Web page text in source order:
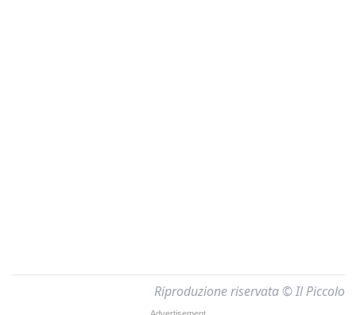
Riproduzione riservata © Il Piccolo